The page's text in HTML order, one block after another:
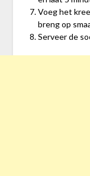
Voeg het
breng op
Serveer de